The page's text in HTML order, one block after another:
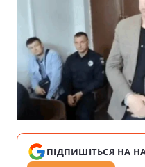
ПІДПИШІТЬСЯ НА